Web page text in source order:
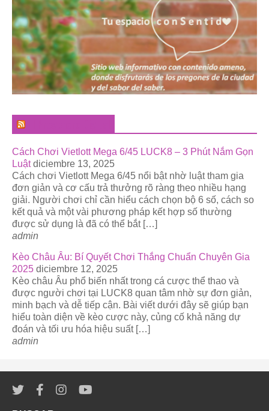
Cách Chơi Vietlott Mega 6/45 LUCK8 – 3 Phút Nắm Gọn
Luật diciembre 13, 2025
Cách chơi Vietlott Mega 6/45 nổi bật nhờ luật tham gia
đơn giản và cơ cấu trả thưởng rõ ràng theo nhiều hạng
giải. Người chơi chỉ cần hiểu cách chọn bộ 6 số, cách so
kết quả và một vài phương pháp kết hợp số thường
được sử dụng là đã có thể bắt […]
admin
Kèo Châu Âu: Bí Quyết Chơi Thắng Chuẩn Chuyên Gia
2025 diciembre 12, 2025
Kèo châu Âu phổ biến nhất trong cá cược thể thao và
được người chơi tại LUCK8 quan tâm nhờ sự đơn giản,
minh bạch và dễ tiếp cận. Bài viết dưới đây sẽ giúp bạn
hiểu toàn diện về kèo cược này, củng cố khả năng dự
đoán và tối ưu hóa hiệu suất […]
admin